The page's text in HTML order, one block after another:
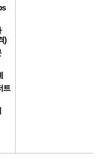
)
트